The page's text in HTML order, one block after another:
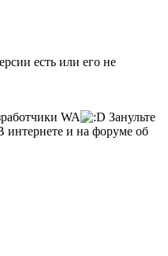
есть или его не
WA
Занульте
интернете и на форуме об